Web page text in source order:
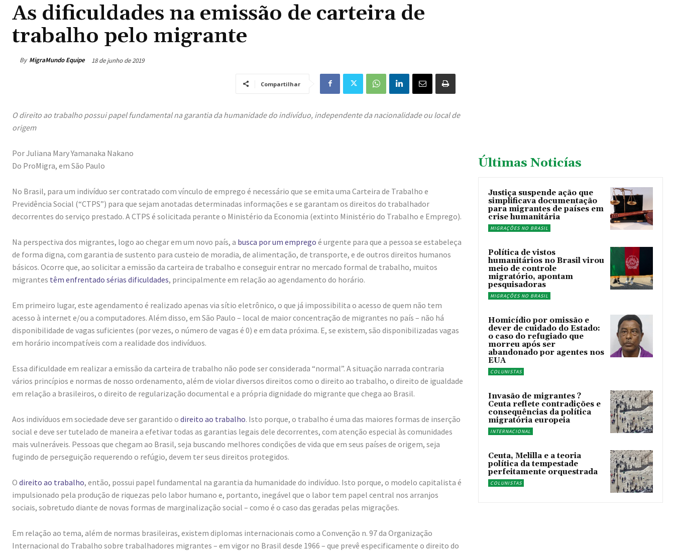
As dificuldades na emissão de carteira de
trabalho pelo migrante
By MigraMundo Equipe 18 de junho de 2019
Compartilhar
O direito ao trabalho possui papel fundamental na garantia da humanidade do indivíduo, independente da nacionalidade ou local de
origem
Por Juliana Mary Yamanaka Nakano
Do ProMigra, em São Paulo
No Brasil, para um indivíduo ser contratado com vínculo de emprego é necessário que se emita uma Carteira de Trabalho e
Previdência Social (“CTPS”) para que sejam anotadas determinadas informações e se garantam os direitos do trabalhador
decorrentes do serviço prestado. A CTPS é solicitada perante o Ministério da Economia (extinto Ministério do Trabalho e Emprego).
Na perspectiva dos migrantes, logo ao chegar em um novo país, a busca por um emprego é urgente para que a pessoa se estabeleça
de forma digna, com garantia de sustento para custeio de moradia, de alimentação, de transporte, e de outros direitos humanos
básicos. Ocorre que, ao solicitar a emissão da carteira de trabalho e conseguir entrar no mercado formal de trabalho, muitos
migrantes têm enfrentado sérias dificuldades, principalmente em relação ao agendamento do horário.
Em primeiro lugar, este agendamento é realizado apenas via sítio eletrônico, o que já impossibilita o acesso de quem não tem
acesso à internet e/ou a computadores. Além disso, em São Paulo – local de maior concentração de migrantes no país – não há
disponibilidade de vagas suficientes (por vezes, o número de vagas é 0) e em data próxima. E, se existem, são disponibilizadas vagas
em horário incompatíveis com a realidade dos indivíduos.
Essa dificuldade em realizar a emissão da carteira de trabalho não pode ser considerada “normal”. A situação narrada contraria
vários princípios e normas de nosso ordenamento, além de violar diversos direitos como o direito ao trabalho, o direito de igualdade
em relação a brasileiros, o direito de regularização documental e a própria dignidade do migrante que chega ao Brasil.
Aos indivíduos em sociedade deve ser garantido o direito ao trabalho. Isto porque, o trabalho é uma das maiores formas de inserção
social e deve ser tutelado de maneira a efetivar todas as garantias legais dele decorrentes, com atenção especial às comunidades
mais vulneráveis. Pessoas que chegam ao Brasil, seja buscando melhores condições de vida que em seus países de origem, seja
fugindo de perseguição requerendo o refúgio, devem ter seus direitos protegidos.
O direito ao trabalho, então, possui papel fundamental na garantia da humanidade do indivíduo. Isto porque, o modelo capitalista é
impulsionado pela produção de riquezas pelo labor humano e, portanto, inegável que o labor tem papel central nos arranjos
sociais, sobretudo diante de novas formas de marginalização social – como é o caso das geradas pelas migrações.
Em relação ao tema, além de normas brasileiras, existem diplomas internacionais como a Convenção n. 97 da Organização
Internacional do Trabalho sobre trabalhadores migrantes – em vigor no Brasil desde 1966 – que prevê especificamente o direito do
Últimas Noticías
Justiça suspende ação que
simplificava documentação
para migrantes de países em
crise humanitária
MIGRAÇÕES NO BRASIL
Política de vistos
humanitários no Brasil virou
meio de controle
migratório, apontam
pesquisadoras
MIGRAÇÕES NO BRASIL
Homicídio por omissão e
dever de cuidado do Estado:
o caso do refugiado que
morreu após ser
abandonado por agentes nos
EUA
COLUNISTAS
Invasão de migrantes ?
Ceuta reflete contradições e
consequências da política
migratória europeia
INTERNACIONAL
Ceuta, Melilla e a teoria
política da tempestade
perfeitamente orquestrada
COLUNISTAS